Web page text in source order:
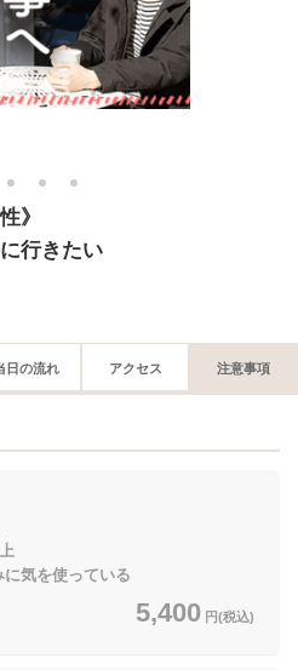
2 3 4
》
行きたい
日の流れ アクセス 注意事項
気を使っている
5,400 円(税込)